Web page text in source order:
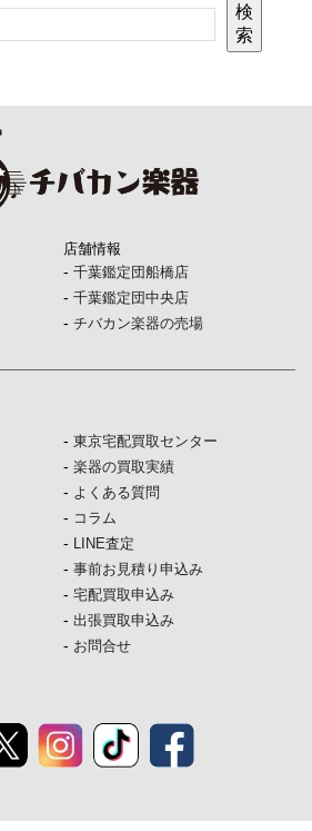
検
索
店舗情報
- 千葉鑑定団船橋店
- 千葉鑑定団中央店
- チバカン楽器の売場
- 東京宅配買取センター
- 楽器の買取実績
- よくある質問
- コラム
- LINE査定
- 事前お見積り申込み
- 宅配買取申込み
- 出張買取申込み
- お問合せ